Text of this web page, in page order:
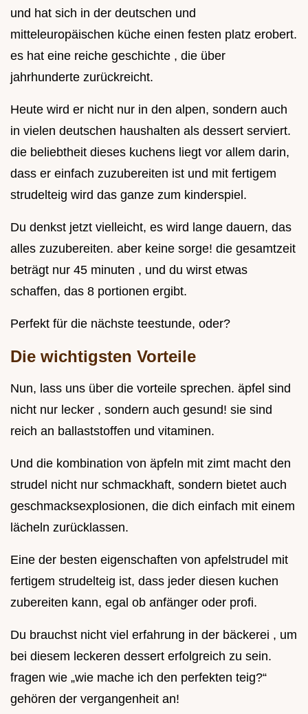
und hat sich in der deutschen und
mitteleuropäischen küche einen festen platz erobert.
es hat eine reiche geschichte , die über
jahrhunderte zurückreicht.
Heute wird er nicht nur in den alpen, sondern auch
in vielen deutschen haushalten als dessert serviert.
die beliebtheit dieses kuchens liegt vor allem darin,
dass er einfach zuzubereiten ist und mit fertigem
strudelteig wird das ganze zum kinderspiel.
Du denkst jetzt vielleicht, es wird lange dauern, das
alles zuzubereiten. aber keine sorge! die gesamtzeit
beträgt nur 45 minuten , und du wirst etwas
schaffen, das 8 portionen ergibt.
Perfekt für die nächste teestunde, oder?
Die wichtigsten Vorteile
Nun, lass uns über die vorteile sprechen. äpfel sind
nicht nur lecker , sondern auch gesund! sie sind
reich an ballaststoffen und vitaminen.
Und die kombination von äpfeln mit zimt macht den
strudel nicht nur schmackhaft, sondern bietet auch
geschmacksexplosionen, die dich einfach mit einem
lächeln zurücklassen.
Eine der besten eigenschaften von apfelstrudel mit
fertigem strudelteig ist, dass jeder diesen kuchen
zubereiten kann, egal ob anfänger oder profi.
Du brauchst nicht viel erfahrung in der bäckerei , um
bei diesem leckeren dessert erfolgreich zu sein.
fragen wie „wie mache ich den perfekten teig?“
gehören der vergangenheit an!